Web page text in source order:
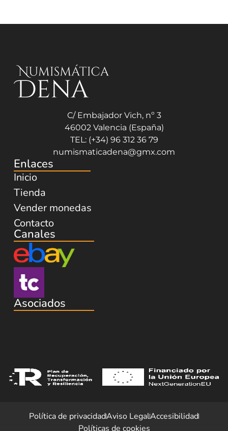
C/ Embajador Vich, nº 3
46002 Valencia (España)
TEL: (+34) 96 312 36 79
numismaticadena@gmx.com
Enlaces
Inicio
Tienda
Vender monedas
Contacto
Canales
Asociados
Política de privacidadAviso LegalAccesibilidad
Políticas de cookies